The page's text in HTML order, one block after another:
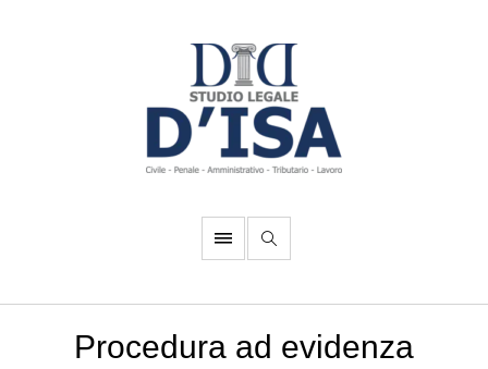
Procedura ad evidenza